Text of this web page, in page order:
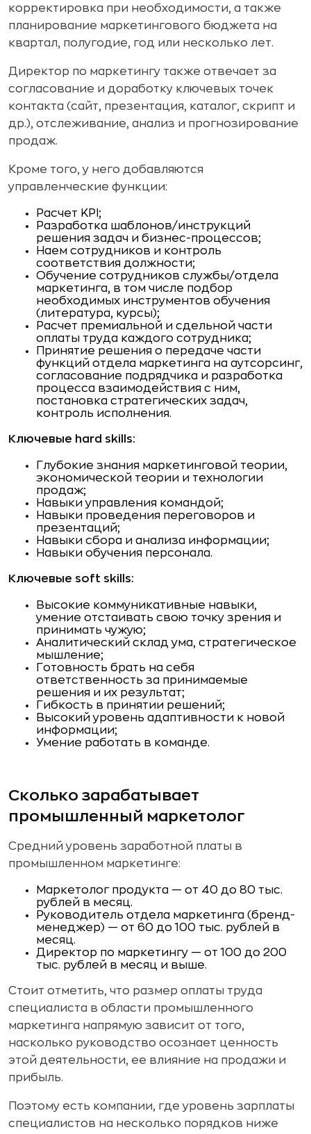
корректировка при необходимости, а также
планирование маркетингового бюджета на
квартал, полугодие, год или несколько лет.
Директор по маркетингу также отвечает за
согласование и доработку ключевых точек
контакта (сайт, презентация, каталог, скрипт и
др.), отслеживание, анализ и прогнозирование
продаж.
Кроме того, у него добавляются
управленческие функции:
Расчет KPI;
Разработка шаблонов/инструкций
решения задач и бизнес-процессов;
Наем сотрудников и контроль
соответствия должности;
Обучение сотрудников службы/отдела
маркетинга, в том числе подбор
необходимых инструментов обучения
(литература, курсы);
Расчет премиальной и сдельной части
оплаты труда каждого сотрудника;
Принятие решения о передаче части
функций отдела маркетинга на аутсорсинг,
согласование подрядчика и разработка
процесса взаимодействия с ним,
постановка стратегических задач,
контроль исполнения.
Ключевые hard skills:
Глубокие знания маркетинговой теории,
экономической теории и технологии
продаж;
Навыки управления командой;
Навыки проведения переговоров и
презентаций;
Навыки сбора и анализа информации;
Навыки обучения персонала.
Ключевые soft skills:
Высокие коммуникативные навыки,
умение отстаивать свою точку зрения и
принимать чужую;
Аналитический склад ума, стратегическое
мышление;
Готовность брать на себя
ответственность за принимаемые
решения и их результат;
Гибкость в принятии решений;
Высокий уровень адаптивности к новой
информации;
Умение работать в команде.
Сколько зарабатывает
промышленный маркетолог
Средний уровень заработной платы в
промышленном маркетинге:
Маркетолог продукта — от 40 до 80 тыс.
рублей в месяц.
Руководитель отдела маркетинга (бренд-
менеджер) — от 60 до 100 тыс. рублей в
месяц.
Директор по маркетингу — от 100 до 200
тыс. рублей в месяц и выше.
Стоит отметить, что размер оплаты труда
специалиста в области промышленного
маркетинга напрямую зависит от того,
насколько руководство осознает ценность
этой деятельности, ее влияние на продажи и
прибыль.
Поэтому есть компании, где уровень зарплаты
специалистов на несколько порядков ниже